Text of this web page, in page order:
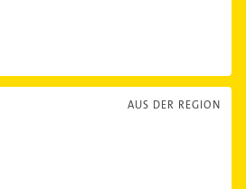
AUS DER REGION